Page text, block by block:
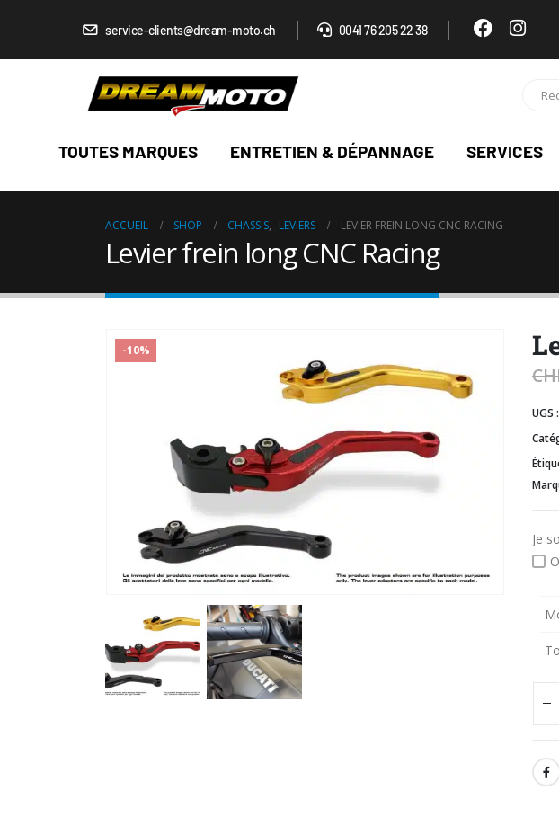
service-clients@dream-moto.ch 0041 76 205 22 38
TOUTES MARQUES ENTRETIEN & DÉPANNAGE SERVICES
ACCUEIL SHOP CHASSIS, LEVIERS LEVIER FREIN LONG CNC RACING
Levier frein long CNC Racing
-10%
UGS :
Je